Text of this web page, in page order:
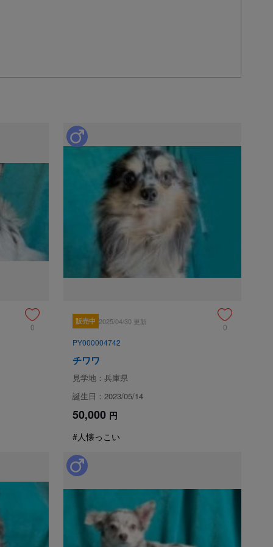
経過していれば販売、引渡しができるものとする特例
年6月1日より改正された動物愛護管理法第21条の4に
場所を事業所に限定する
た上、お迎えいただきますよう、お願いいたします。
0
販売中 2025/04/30 更新
0
PY000004742
チワワ
見学地：兵庫県
誕生日：2023/05/14
50,000 円
#人懐っこい